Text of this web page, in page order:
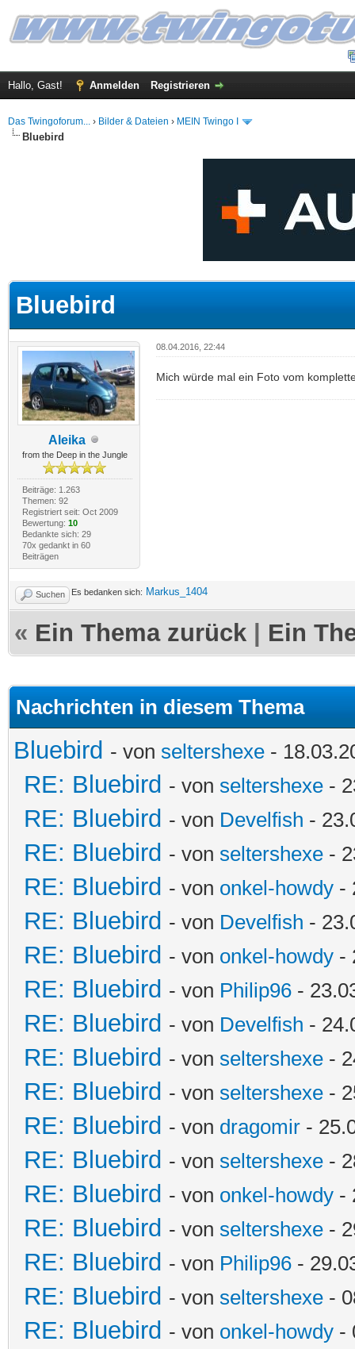
Hallo, Gast! Anmelden Registrieren
Das Twingoforum... › Bilder & Dateien › MEIN Twingo I
Bluebird
Bluebird
Aleika
from the Deep in the Jungle
Beiträge: 1.263
Themen: 92
Registriert seit: Oct 2009
Bewertung: 10
Bedankte sich: 29
70x gedankt in 60
Beiträgen
08.04.2016, 22:44
Mich würde mal ein Foto vom
Suchen Es bedanken sich: Markus_1404
« Ein Thema zurück Ein
Nachrichten in diesem Thema
Bluebird - von seltershexe -
RE: Bluebird - von seltershexe -
RE: Bluebird - von Develfish -
RE: Bluebird - von seltershexe -
RE: Bluebird - von onkel-howdy -
RE: Bluebird - von Develfish -
RE: Bluebird - von onkel-howdy -
RE: Bluebird - von Philip96 -
RE: Bluebird - von Develfish -
RE: Bluebird - von seltershexe -
RE: Bluebird - von seltershexe -
RE: Bluebird - von dragomir -
RE: Bluebird - von seltershexe -
RE: Bluebird - von onkel-howdy -
RE: Bluebird - von seltershexe -
RE: Bluebird - von Philip96 -
RE: Bluebird - von seltershexe -
RE: Bluebird - von onkel-howdy -